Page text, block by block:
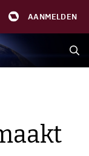
AANMELDEN